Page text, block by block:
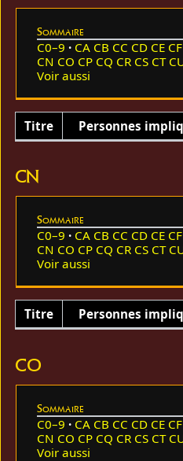
Sommaire
C0–9 CA CB CC CD CE CF
CN CO CP CQ CR CS CT
Voir aussi
Titre Personnes
CN
Sommaire
C0–9 CA CB CC CD CE CF
CN CO CP CQ CR CS CT
Voir aussi
Titre Personnes
CO
Sommaire
C0–9 CA CB CC CD CE CF
CN CO CP CQ CR CS CT
Voir aussi